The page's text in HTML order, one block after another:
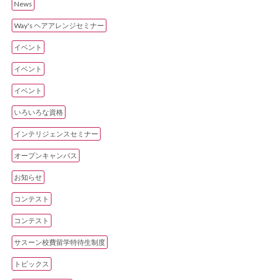
News
Way's ヘアアレンジセミナー
イベント
イベント
イベント
いろいろな資格
インテリジェンスセミナー
オープンキャンパス
お知らせ
コンテスト
コンテスト
サスーン校費留学特待生制度
トピックス